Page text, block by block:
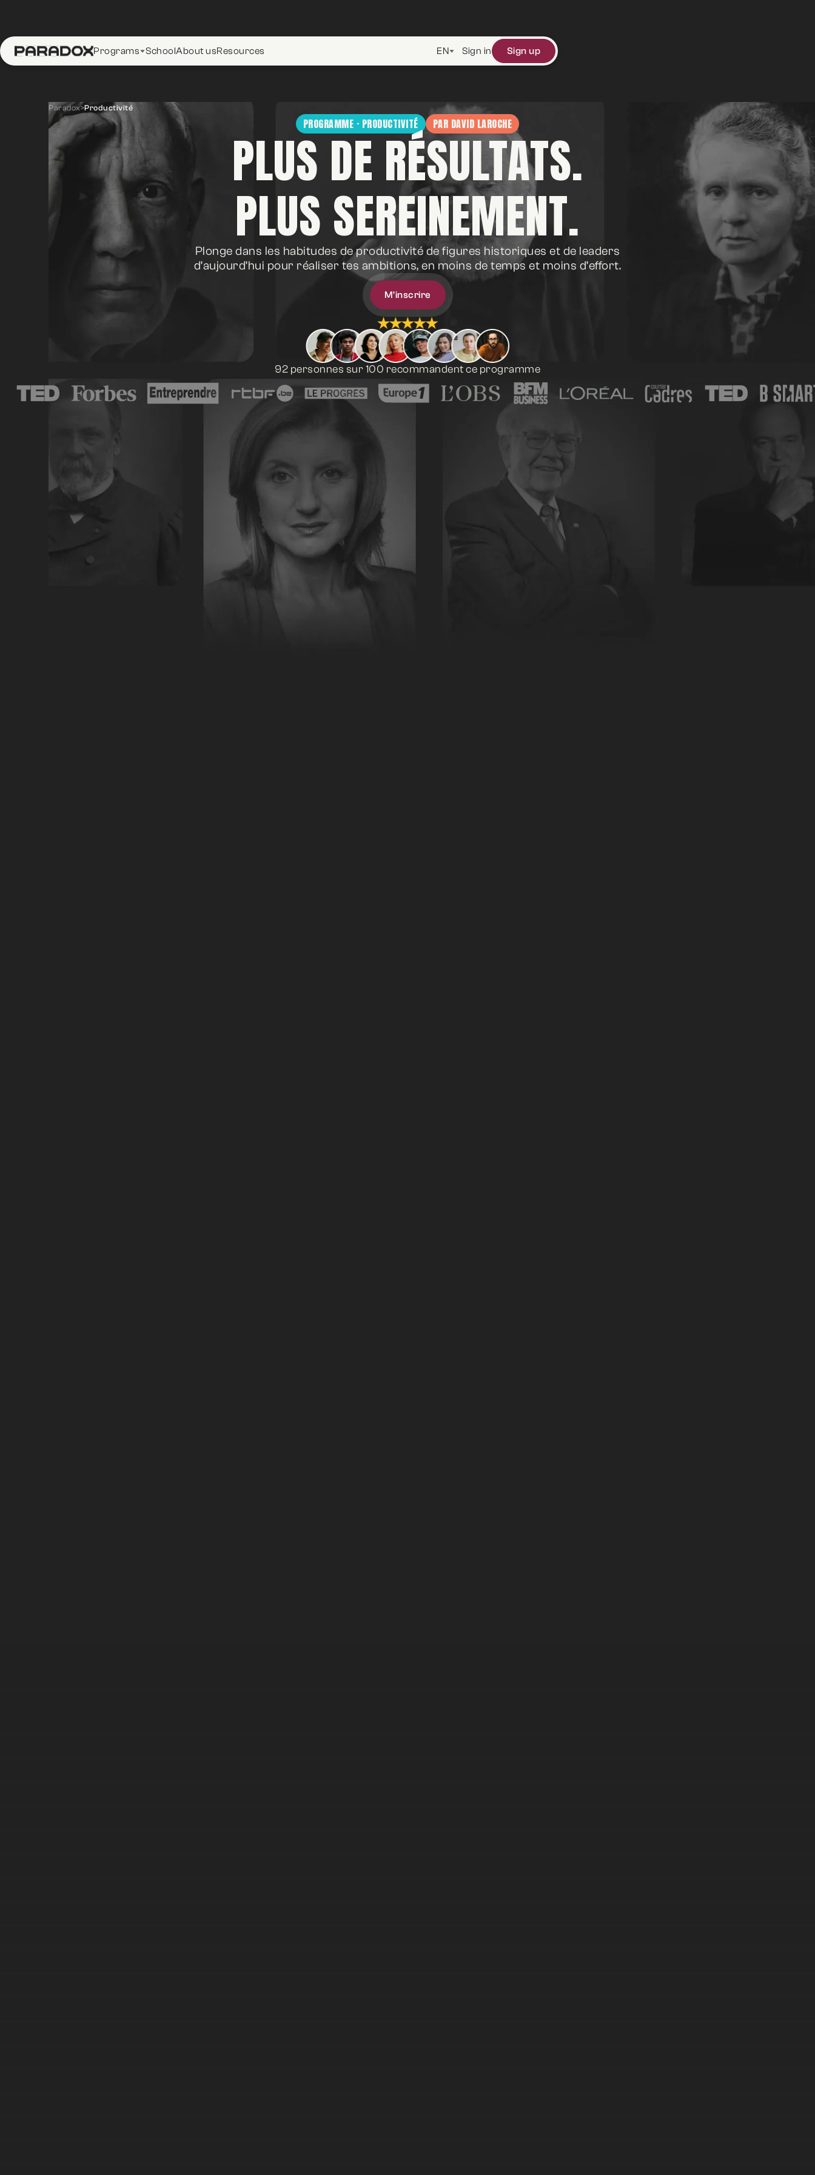
Programs SchoolAbout usResources EN Sign in Sign up
Paradox>Productivité
PROGRAMME · PRODUCTIVITÉ PAR DAVID LAROCHE
PLUS DE RÉSULTATS.
PLUS SEREINEMENT.
Plonge dans les habitudes de productivité de figures historiques et de leaders
d’aujourd’hui pour réaliser tes ambitions, en moins de temps et moins d’effort.
M'inscrire
92 personnes sur 100 recommandent ce programme